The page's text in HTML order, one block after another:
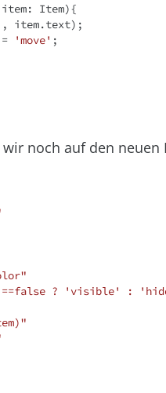
item: Item){
, item.text);
'move' ;
noch auf den neuen
? 'visible' :